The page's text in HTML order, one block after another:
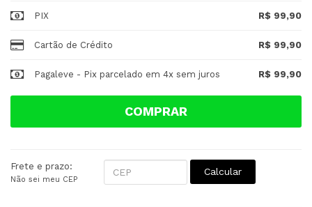
PIX R$ 99,90
Cartão de Crédito R$ 99,90
Pagaleve - Pix parcelado em 4x sem juros R$ 99,90
COMPRAR
Frete e prazo:
Não sei meu CEP
Calcular